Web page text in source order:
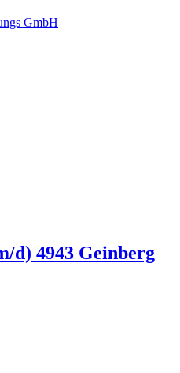
GmbH
d) 4943 Geinberg